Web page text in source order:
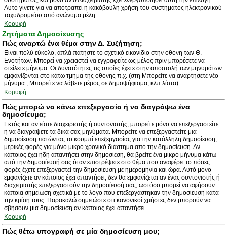
Αυτό γίνετε για να αποτραπεί η κακόβουλη χρήση του συστήματος ηλεκτρονικού
ταχυδρομείου από ανώνυμα μέλη.
Κορυφή
Ζητήματα Δημοσίευσης
Πώς αναρτώ ένα θέμα στην Δ. Συζήτηση;
Είναι πολύ εύκολο, απλά πατήστε το σχετικό εικονίδιο στην οθόνη των Θ.
Ενοτήτων. Μπορεί να χρειαστεί να εγγραφείτε ως μέλος πριν μπορέσετε να
στείλετε μήνυμα. Οι δυνατότητες τις οποίες έχετε στην αποστολή των μηνυμάτων
εμφανίζονται στο κάτω τμήμα της οθόνης π.χ. (στη Μπορείτε να αναρτήσετε νέο
μήνυμα , Μπορείτε να λάβετε μέρος σε δημοψήφισμα, κλπ λίστα)
Κορυφή
Πώς μπορώ να κάνω επεξεργασία ή να διαγράψω ένα
δημοσίευμα;
Εκτός και αν είστε διαχειριστής ή συντονιστής, μπορείτε μόνο να επεξεργαστείτε
ή να διαγράψετε τα δικά σας μηνύματα. Μπορείτε να επεξεργαστείτε μια
δημοσίευση πατώντας το κουμπί επεξεργασίας για την κατάλληλη δημοσίευση,
μερικές φορές για μόνο μικρό χρονικό διάστημα από την δημοσίευση. Αν
κάποιος έχει ήδη απαντήσει στην δημοσίεση, θα βρείτε ένα μικρό μήνυμα κάτω
από την δημοσίευσή σας όταν επιστρέψετε στο θέμα που αναφέρει το πόσες
φορές έχετε επεξεργαστεί την δημοσίευση με ημερομηνία και ώρα. Αυτό μόνο
εμφανίζετε αν κάποιος έχει απαντήσει, δεν θα εμφανίζεται αν ένας συντονιστής ή
διαχειριστής επεξεργαστούν την δημοσίευσή σας, ωστόσο μπορεί να αφήσουν
κάποια σημείωση σχετικά με το λόγο που επεξεργάστηκαν την δημοσίευση κατα
την κρίση τους. Παρακαλώ σημειώστε οτι κανονικοί χρήστες δεν μπορούν να
σβήσουν μια δημοσίευση αν κάποιος έχει απαντήσει.
Κορυφή
Πώς θέτω υπογραφή σε μία δημοσίευση μου;